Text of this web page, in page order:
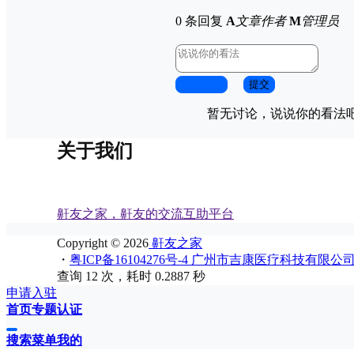
0 条回复 A文章作者 M管理员
提交
暂无讨论，说说你的看法
关于我们
鼾友之家，鼾友的交流互助平台
Copyright © 2026 鼾友之家
・ 粤ICP备16104276号-4 广州市吉康医疗科技有限公
查询 12 次，耗时 0.2887 秒
申请入驻
首页专题认证
搜索菜单我的